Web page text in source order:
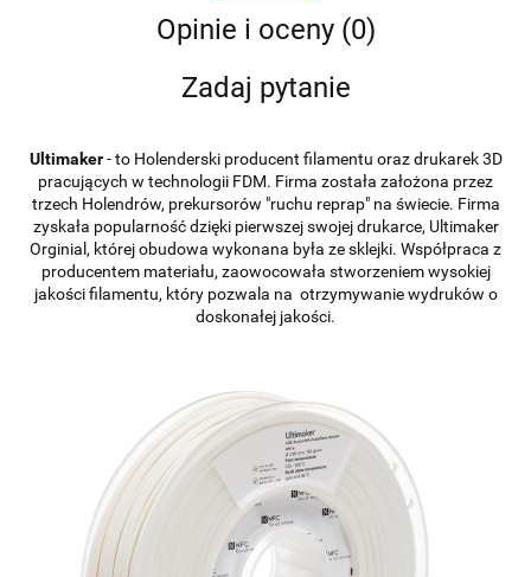
Opinie i oceny (0)
Zadaj pytanie
Ultimaker- to Holenderski producent filamentu oraz drukarek 3D
pracujących w technologii FDM. Firma została założona przez
trzech Holendrów, prekursorów "ruchu reprap" na świecie. Firma
zyskała popularność dzięki pierwszej swojej drukarce, Ultimaker
Orginial, której obudowa wykonana była ze sklejki. Współpraca z
producentem materiału, zaowocowała stworzeniem wysokiej
jakości filamentu, który pozwala na otrzymywanie wydruków o
doskonałej jakości.